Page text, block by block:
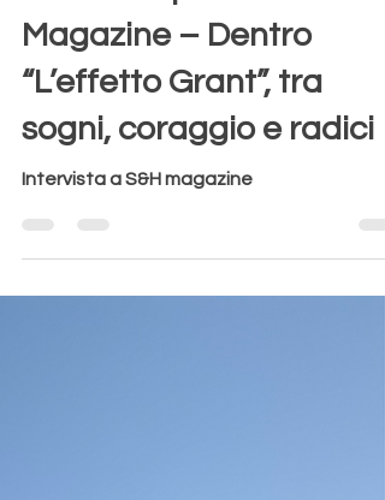
Aurora Redville
Intervista per S&H
“L’effetto Grant”, tra
sogni, coraggio e radici